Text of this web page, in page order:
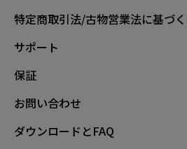
特定商取引法/古物営業法に基づ
サポート
保証
お問い合わせ
ダウンロードとFAQ